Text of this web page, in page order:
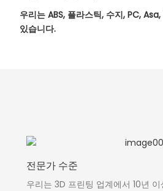
우리는 ABS, 플라스틱, 수지, PC,
있습니다.
전문가 수준
우리는 3D 프린팅 업계에서 10년